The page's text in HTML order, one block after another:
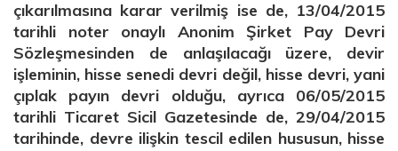
çıkarılmasına karar verilmiş ise de, 13/04/2015
tarihli noter onaylı Anonim Şirket Pay Devri
Sözleşmesinden de anlaşılacağı üzere, devir
işleminin, hisse senedi devri değil, hisse devri, yani
çıplak payın devri olduğu, ayrıca 06/05/2015
tarihli Ticaret Sicil Gazetesinde de, 29/04/2015
tarihinde, devre ilişkin tescil edilen hususun, hisse